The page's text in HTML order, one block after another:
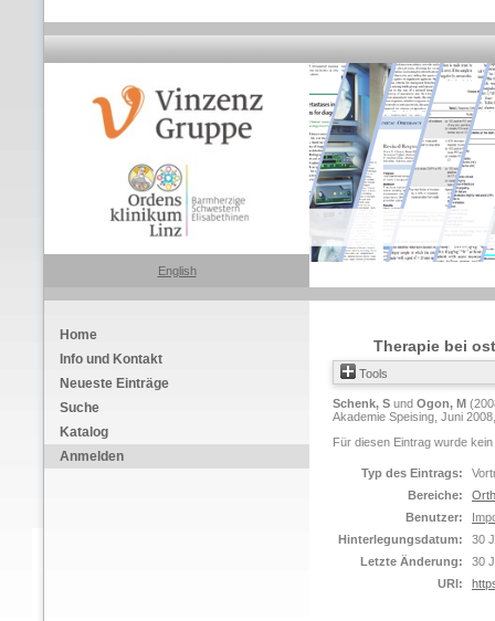
English
Home
Info und Kontakt
Neueste Einträge
Suche
Katalog
Anmelden
Therapie bei
Tools
Schenk, S und Ogon, M
Akademie Speising, Juni
Für diesen Eintrag wurde
Typ des Eintrags:
Bereiche:
Benutzer:
Hinterlegungsdatum:
30
Letzte Änderung:
30
URI: